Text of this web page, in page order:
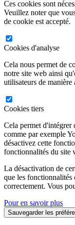
Ces cookies sont
Veuillez noter que
de cookie est accepté.
Cookies d'analyse
Cela nous permet de
notre site web ainsi
utilisateurs de manière
Cookies tiers
Cela permet d'intégrer
comme par exemple
désactivez cette
fonctionnalités du site
La désactivation de
que les fonctionnalités
correctement. Vous
Pour en savoir plus
Sauvegarder les